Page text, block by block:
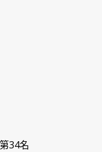
34名